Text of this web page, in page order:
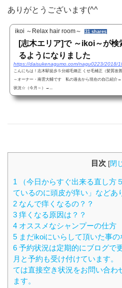
ありがとうございます(^^
ikoi ～Relax hair room～ 31 shares
[志木エリア]で ～ikoi～が検
るようになりました
https://daisukenagumo.com/nagu0223/2018/
こんにちは！志木駅徒歩５分縮毛矯正 くせ毛補正（髪質改
～オーナー・南雲大輔です 私の過去から現在の自己紹
状況☆（今月～）→...
目次 [閉
1 （今日からすぐ出来る直し方
ているのに頭皮が痒い」などあ
2 なんで痒くなるの？？
3 痒くなる原因は？？
4 オススメなシャンプーの仕方
5 まだikoiにいらして頂いた事の
6 予約状況は定期的にブログで
月と予約も受け付けています。
ては直接空き状況をお問い合わ
ます。